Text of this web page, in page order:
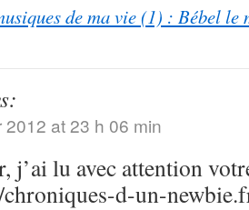
de ma vie (1) : Bébel le
2012 at 23 h 06 min
j’ai lu avec attention
d-un-